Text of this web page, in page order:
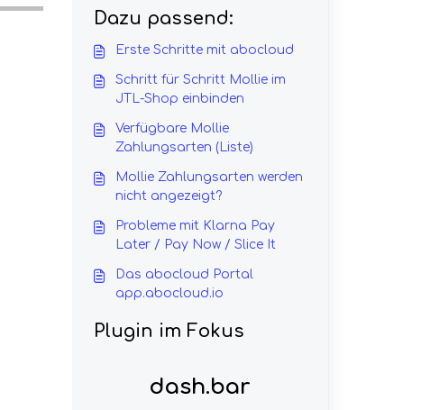
Dazu passend:
Erste Schritte mit abocloud
Schritt für Schritt Mollie im
JTL-Shop einbinden
Verfügbare Mollie
Zahlungsarten (Liste)
Mollie Zahlungsarten werden
nicht angezeigt?
Probleme mit Klarna Pay
Later / Pay Now / Slice It
Das abocloud Portal
app.abocloud.io
Plugin im Fokus
dash.bar